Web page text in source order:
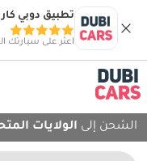
تطبيق دوبي
اعثر على سيارتك
الشحن إلى الولايات